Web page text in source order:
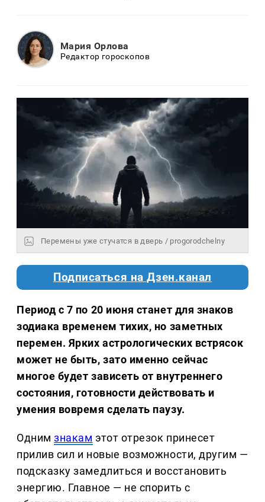
Мария Орлова
Редактор гороскопов
Перемены уже стучатся в дверь / progorodchelny
Подписаться на Дзен.канал
Период с 7 по 20 июня станет для знаков
зодиака временем тихих, но заметных
перемен. Ярких астрологических встрясок
может не быть, зато именно сейчас
многое будет зависеть от внутреннего
состояния, готовности действовать и
умения вовремя сделать паузу.
Однимзнакам этот отрезок принесет
прилив сил и новые возможности, другим —
подсказку замедлиться и восстановить
энергию. Главное — не спорить с